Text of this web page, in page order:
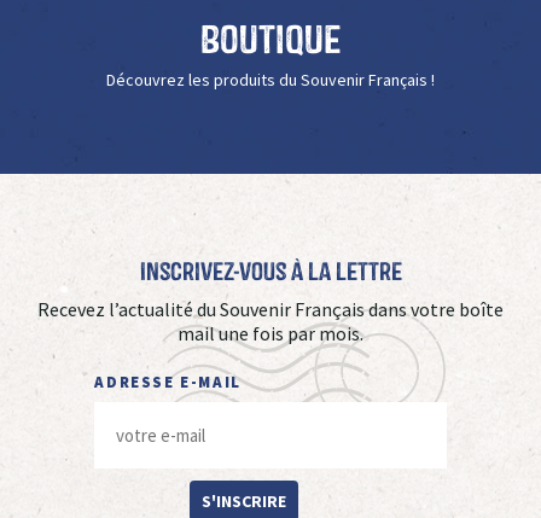
Boutique
Découvrez les produits du Souvenir Français !
Inscrivez-vous à La Lettre
Recevez l’actualité du Souvenir Français dans votre boîte
mail une fois par mois.
ADRESSE E-MAIL
S'INSCRIRE